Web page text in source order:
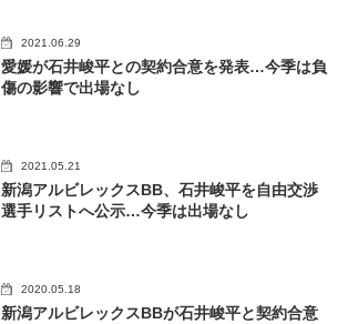
2021.06.29
愛媛が石井峻平との契約合意を発表…今季は負
傷の影響で出場なし
2021.05.21
新潟アルビレックスBB、石井峻平を自由交渉
選手リストへ公示…今季は出場なし
2020.05.18
新潟アルビレックスBBが石井峻平と契約合意